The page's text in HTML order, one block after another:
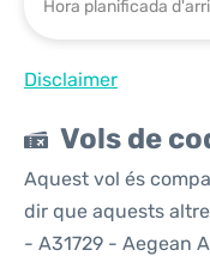
Hora planificada
Disclaimer
Vols de
Aquest vol és
dir que aquests
- A31729 - Aegean